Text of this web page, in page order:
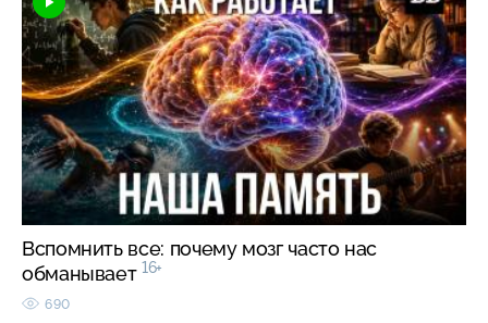
Вспомнить все: почему мозг часто нас
обманывает 16+
690